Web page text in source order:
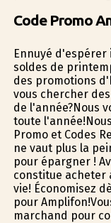
Code Promo
Ennuyé
soldes de
des promotions
vous chercher
de l'année?Nous
toute
Promo et Codes
ne vaut plus la
pour épargner !
constitue acheter
vie! Économisez
pour
marchand pour